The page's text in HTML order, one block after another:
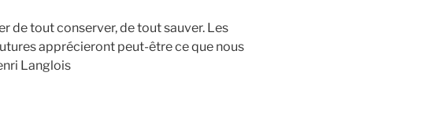
de tout conserver, de tout sauver. Les
apprécieront peut-être ce que nous
Langlois